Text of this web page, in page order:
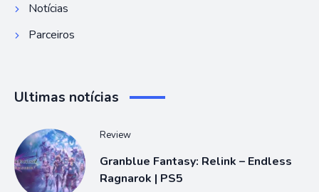
Notícias
Parceiros
Ultimas notícias
Review
Granblue Fantasy: Relink – Endless
Ragnarok | PS5